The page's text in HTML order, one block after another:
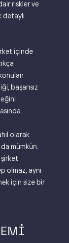
riskler ve
detaylı
içinde
başarısız
olarak
da mümkün.
şirket
olmaz, aynı
için size bir